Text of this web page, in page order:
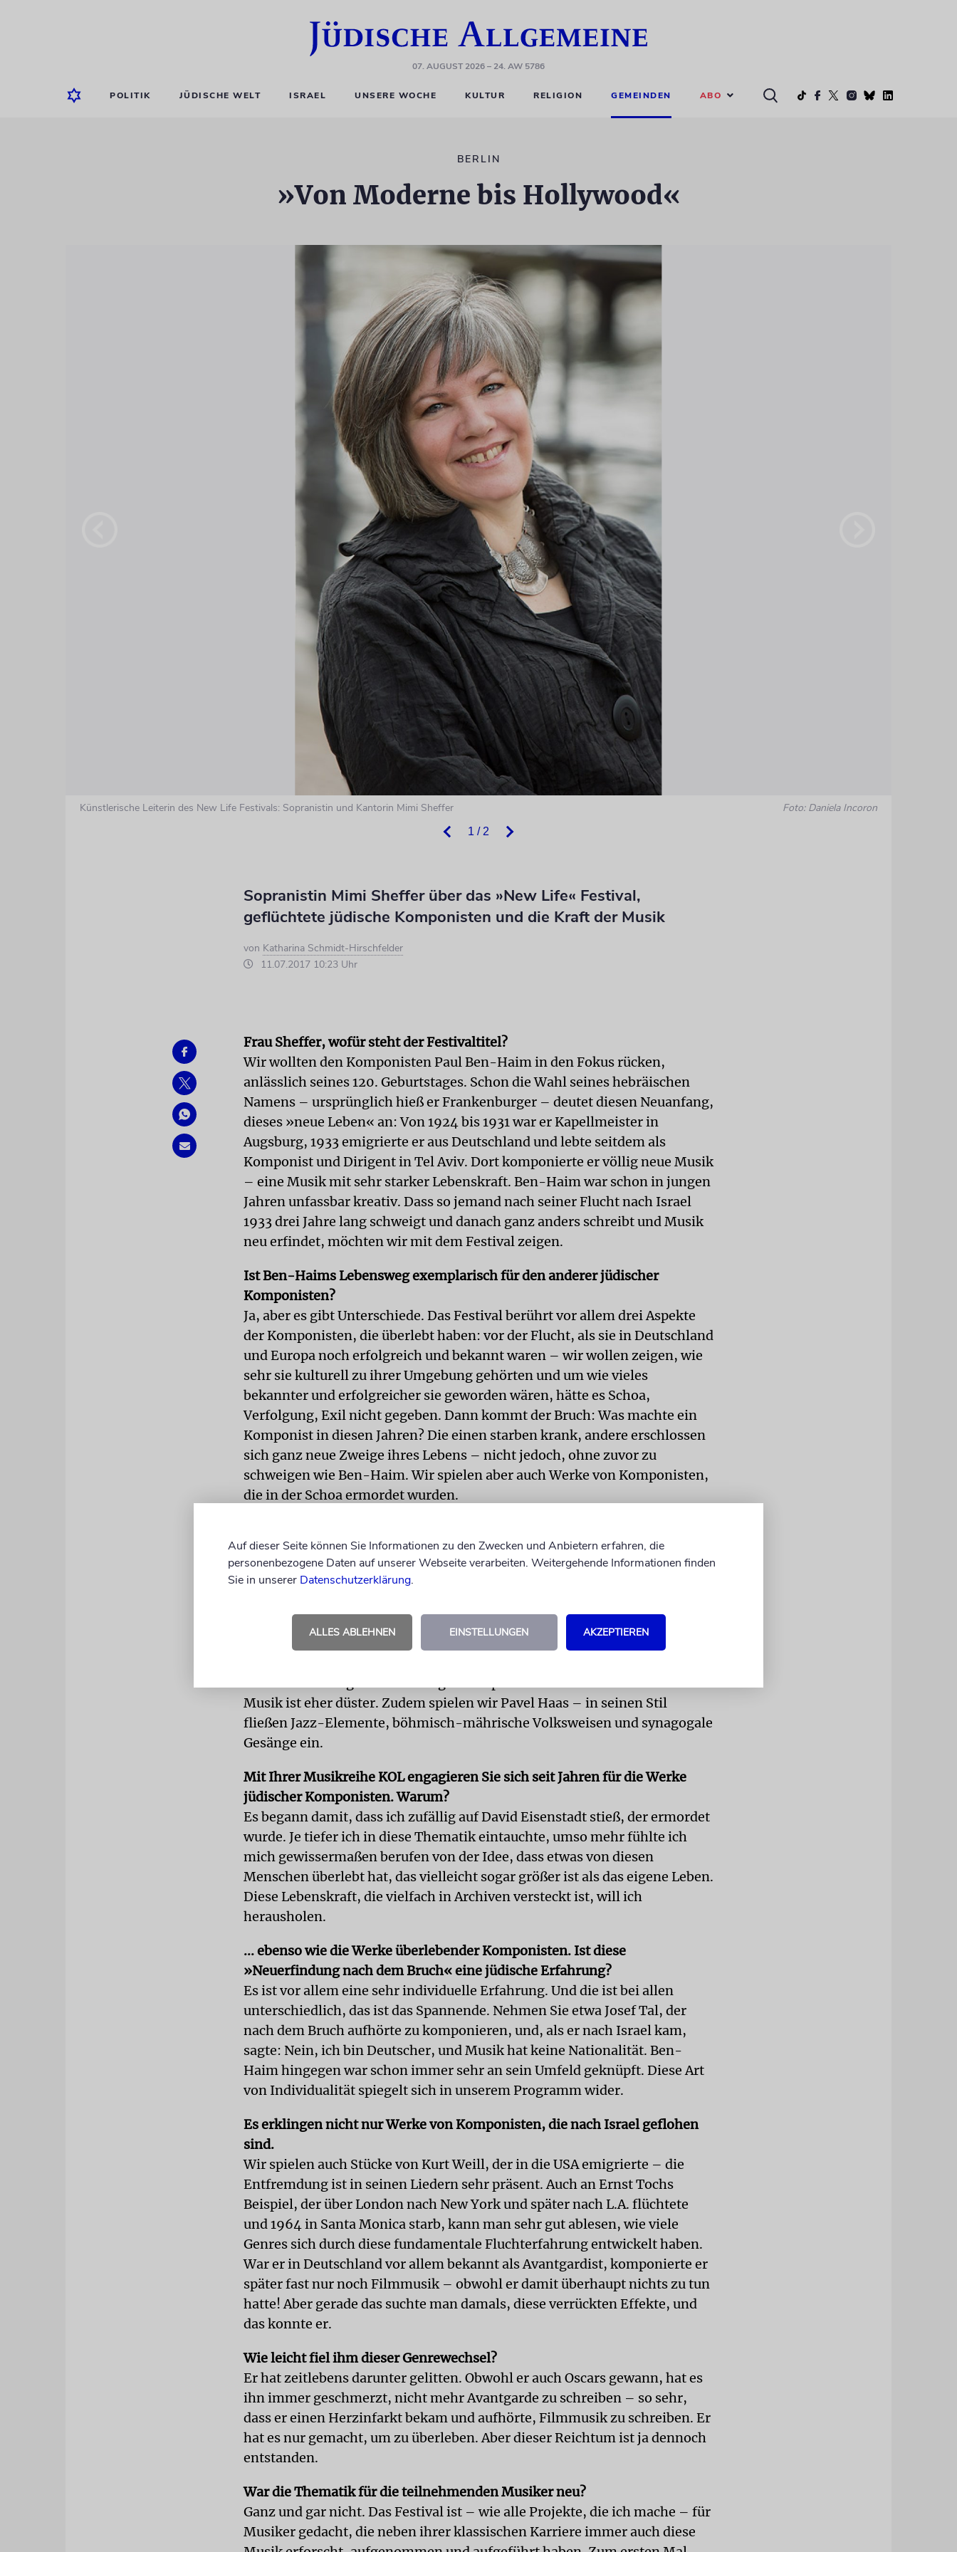
07. AUGUST 2026– 24. AW 5786
POLITIK JÜDISCHE WELT ISRAEL UNSERE WOCHE KULTUR RELIGION GEMEINDEN ABO
BERLIN
»Von Moderne bis Hollywood«
1 / 2
Künstlerische Leiterin des New Life Festivals: Sopranistin und Kantorin Mimi Sheffer Foto: Daniela Incoron
Sopranistin Mimi Sheffer über das »New Life« Festival,
geflüchtete jüdische Komponisten und die Kraft der Musik
von Katharina Schmidt-Hirschfelder
11.07.2017 10:23 Uhr
Frau Sheffer, wofür steht der Festivaltitel?
Wir wollten den Komponisten Paul Ben-Haim in den Fokus rücken,
anlässlich seines 120. Geburtstages. Schon die Wahl seines hebräischen
Namens – ursprünglich hieß er Frankenburger – deutet diesen Neuanfang,
dieses »neue Leben« an: Von 1924 bis 1931 war er Kapellmeister in
Augsburg, 1933 emigrierte er aus Deutschland und lebte seitdem als
Komponist und Dirigent in Tel Aviv. Dort komponierte er völlig neue Musik
– eine Musik mit sehr starker Lebenskraft. Ben-Haim war schon in jungen
Jahren unfassbar kreativ. Dass so jemand nach seiner Flucht nach Israel
1933 drei Jahre lang schweigt und danach ganz anders schreibt und Musik
neu erfindet, möchten wir mit dem Festival zeigen.
Ist Ben-Haims Lebensweg exemplarisch für den anderer jüdischer
Komponisten?
Ja, aber es gibt Unterschiede. Das Festival berührt vor allem drei Aspekte
der Komponisten, die überlebt haben: vor der Flucht, als sie in Deutschland
und Europa noch erfolgreich und bekannt waren – wir wollen zeigen, wie
sehr sie kulturell zu ihrer Umgebung gehörten und um wie vieles
bekannter und erfolgreicher sie geworden wären, hätte es Schoa,
Verfolgung, Exil nicht gegeben. Dann kommt der Bruch: Was machte ein
Komponist in diesen Jahren? Die einen starben krank, andere erschlossen
sich ganz neue Zweige ihres Lebens – nicht jedoch, ohne zuvor zu
schweigen wie Ben-Haim. Wir spielen aber auch Werke von Komponisten,
die in der Schoa ermordet wurden.
So ist es. Mit dem Festival wollen wir die Komponisten und ihre Werke
dem Vergessen entreißen und zeigen, welch immensen Beitrag sie zur
deutschen, zur europäischen Kultur geleistet haben.
Musik ist eher düster. Zudem spielen wir Pavel Haas – in seinen Stil
fließen Jazz-Elemente, böhmisch-mährische Volksweisen und synagogale
Gesänge ein.
Mit Ihrer Musikreihe KOL engagieren Sie sich seit Jahren für die Werke
jüdischer Komponisten. Warum?
Es begann damit, dass ich zufällig auf David Eisenstadt stieß, der ermordet
wurde. Je tiefer ich in diese Thematik eintauchte, umso mehr fühlte ich
mich gewissermaßen berufen von der Idee, dass etwas von diesen
Menschen überlebt hat, das vielleicht sogar größer ist als das eigene Leben.
Diese Lebenskraft, die vielfach in Archiven versteckt ist, will ich
herausholen.
... ebenso wie die Werke überlebender Komponisten. Ist diese
»Neuerfindung nach dem Bruch« eine jüdische Erfahrung?
Es ist vor allem eine sehr individuelle Erfahrung. Und die ist bei allen
unterschiedlich, das ist das Spannende. Nehmen Sie etwa Josef Tal, der
nach dem Bruch aufhörte zu komponieren, und, als er nach Israel kam,
sagte: Nein, ich bin Deutscher, und Musik hat keine Nationalität. Ben-
Haim hingegen war schon immer sehr an sein Umfeld geknüpft. Diese Art
von Individualität spiegelt sich in unserem Programm wider.
Es erklingen nicht nur Werke von Komponisten, die nach Israel geflohen
sind.
Wir spielen auch Stücke von Kurt Weill, der in die USA emigrierte – die
Entfremdung ist in seinen Liedern sehr präsent. Auch an Ernst Tochs
Beispiel, der über London nach New York und später nach L.A. flüchtete
und 1964 in Santa Monica starb, kann man sehr gut ablesen, wie viele
Genres sich durch diese fundamentale Fluchterfahrung entwickelt haben.
War er in Deutschland vor allem bekannt als Avantgardist, komponierte er
später fast nur noch Filmmusik – obwohl er damit überhaupt nichts zu tun
hatte! Aber gerade das suchte man damals, diese verrückten Effekte, und
das konnte er.
Wie leicht fiel ihm dieser Genrewechsel?
Er hat zeitlebens darunter gelitten. Obwohl er auch Oscars gewann, hat es
ihn immer geschmerzt, nicht mehr Avantgarde zu schreiben – so sehr,
dass er einen Herzinfarkt bekam und aufhörte, Filmmusik zu schreiben. Er
hat es nur gemacht, um zu überleben. Aber dieser Reichtum ist ja dennoch
entstanden.
War die Thematik für die teilnehmenden Musiker neu?
Ganz und gar nicht. Das Festival ist – wie alle Projekte, die ich mache – für
Musiker gedacht, die neben ihrer klassischen Karriere immer auch diese
Auf dieser Seite können Sie Informationen zu den Zwecken und Anbietern erfahren, die
personenbezogene Daten auf unserer Webseite verarbeiten. Weitergehende Informationen finden
Sie in unserer Datenschutzerklärung.
ALLES ABLEHNEN EINSTELLUNGEN AKZEPTIEREN